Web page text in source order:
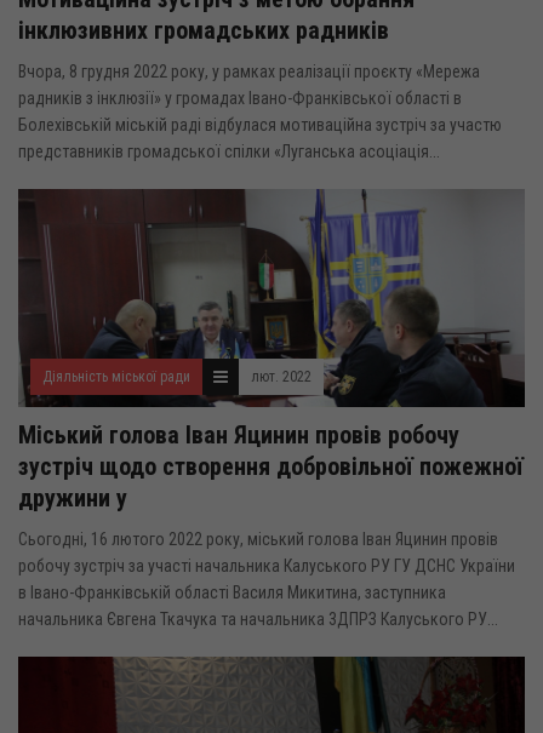
інклюзивних громадських радників
Вчора, 8 грудня 2022 року, у рамках реалізації проєкту «Мережа
радників з інклюзії» у громадах Івано-Франківської області в
Болехівській міській раді відбулася мотиваційна зустріч за участю
представників громадської спілки «Луганська асоціація...
Діяльність міської ради лют. 2022
Міський голова Іван Яцинин провів робочу
зустріч щодо створення добровільної пожежної
дружини у
Сьогодні, 16 лютого 2022 року, міський голова Іван Яцинин провів
робочу зустріч за участі начальника Калуського РУ ГУ ДСНС України
в Івано-Франківській області Василя Микитина, заступника
начальника Євгена Ткачука та начальника 3ДПРЗ Калуського РУ...